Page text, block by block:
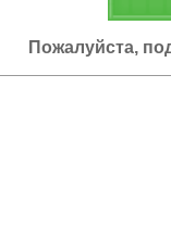
Пожалуйста,